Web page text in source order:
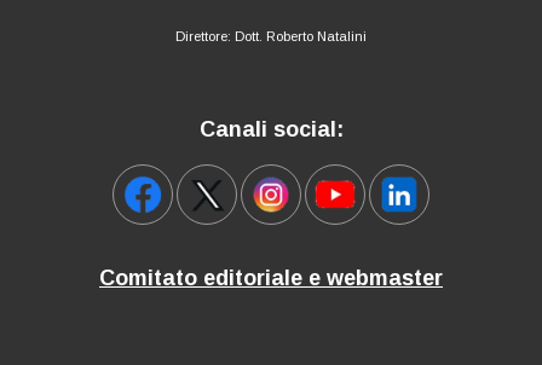
Direttore: Dott. Roberto Natalini
Canali social:
Comitato editoriale e webmaster